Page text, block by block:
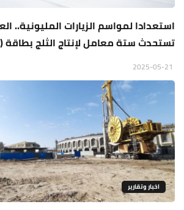
استعدادا لمواسم الزيارات المليونية..
تستحدث ستة معامل لإنتاج الثلج بطاقة (3000) قالب يوميا
اخبار وتقارير